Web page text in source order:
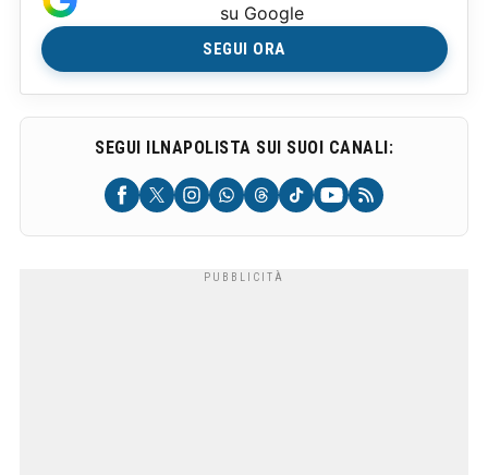
su Google
SEGUI ORA
SEGUI ILNAPOLISTA SUI SUOI CANALI: